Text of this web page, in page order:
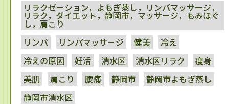
リラクゼーション，よもぎ蒸し，リンパマッサージ，
リラク，ダイエット，静岡市，マッサージ，もみほぐ
し，肩こり
リンパ
リンパマッサージ 健美
冷え
冷えの原因
妊活 清水区 清水区リラク
痩身
美肌
肩こり 腰痛 静岡市
静岡市よもぎ蒸し
静岡市清水区